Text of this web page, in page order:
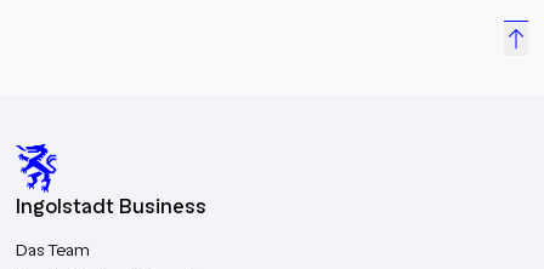
Ingolstadt Business
Das Team